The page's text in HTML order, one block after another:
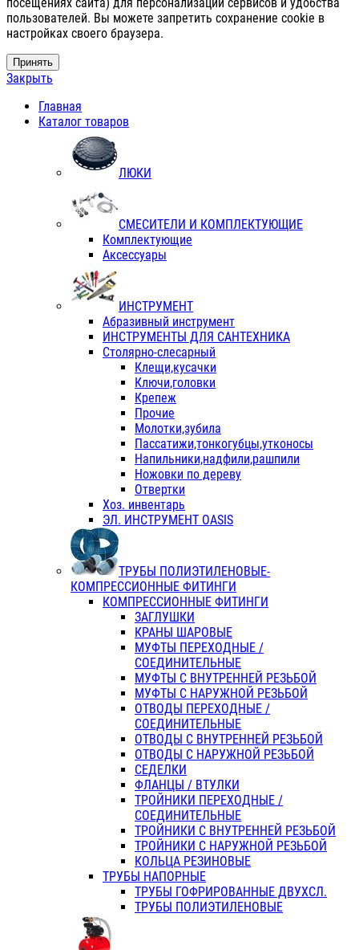
пользователей. Вы можете запретить сохранение cookie в
настройках своего браузера.
Принять
Закрыть
Главная
Каталог товаров
ЛЮКИ
СМЕСИТЕЛИ И КОМПЛЕКТУЮЩИЕ
Комплектующие
Аксессуары
ИНСТРУМЕНТ
Абразивный инструмент
ИНСТРУМЕНТЫ ДЛЯ САНТЕХНИКА
Столярно-слесарный
Клещи,кусачки
Ключи,головки
Крепеж
Прочие
Молотки,зубила
Пассатижи,тонкогубцы,утконосы
Напильники,надфили,рашпили
Ножовки по дереву
Отвертки
Хоз. инвентарь
ЭЛ. ИНСТРУМЕНТ OASIS
ТРУБЫ ПОЛИЭТИЛЕНОВЫЕ-
КОМПРЕССИОННЫЕ ФИТИНГИ
КОМПРЕССИОННЫЕ ФИТИНГИ
ЗАГЛУШКИ
КРАНЫ ШАРОВЫЕ
МУФТЫ ПЕРЕХОДНЫЕ /
СОЕДИНИТЕЛЬНЫЕ
МУФТЫ С ВНУТРЕННЕЙ РЕЗЬБОЙ
МУФТЫ С НАРУЖНОЙ РЕЗЬБОЙ
ОТВОДЫ ПЕРЕХОДНЫЕ /
СОЕДИНИТЕЛЬНЫЕ
ОТВОДЫ С ВНУТРЕННЕЙ РЕЗЬБОЙ
ОТВОДЫ С НАРУЖНОЙ РЕЗЬБОЙ
СЕДЕЛКИ
ФЛАНЦЫ / ВТУЛКИ
ТРОЙНИКИ ПЕРЕХОДНЫЕ /
СОЕДИНИТЕЛЬНЫЕ
ТРОЙНИКИ С ВНУТРЕННЕЙ РЕЗЬБОЙ
ТРОЙНИКИ С НАРУЖНОЙ РЕЗЬБОЙ
КОЛЬЦА РЕЗИНОВЫЕ
ТРУБЫ НАПОРНЫЕ
ТРУБЫ ГОФРИРОВАННЫЕ ДВУХСЛ.
ТРУБЫ ПОЛИЭТИЛЕНОВЫЕ